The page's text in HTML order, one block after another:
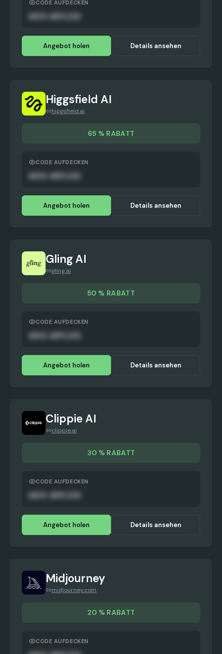
CODE AUFDECKEN
Angebot holen Details ansehen
Higgsfield AI
higgsfield.ai
65 % RABATT
CODE AUFDECKEN
Angebot holen Details ansehen
Gling AI
gling.ai
50 % RABATT
CODE AUFDECKEN
Angebot holen Details ansehen
Clippie AI
clippie.ai
30 % RABATT
CODE AUFDECKEN
Angebot holen Details ansehen
Midjourney
midjourney.com
20 % RABATT
CODE AUFDECKEN